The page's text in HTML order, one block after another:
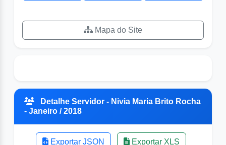
Mapa do Site
Detalhe Servidor - Nivia Maria Brito Rocha
- Janeiro / 2018
Exportar JSON Exportar XLS